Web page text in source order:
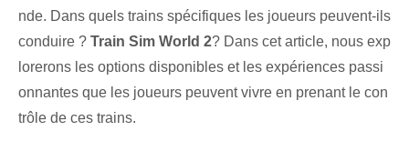
nde. Dans quels trains spécifiques les joueurs peuvent-ils
conduire ? Train Sim World 2? Dans cet article, nous exp
lorerons les options disponibles et les expériences passi
onnantes que les joueurs peuvent vivre en prenant le con
trôle de ces trains.